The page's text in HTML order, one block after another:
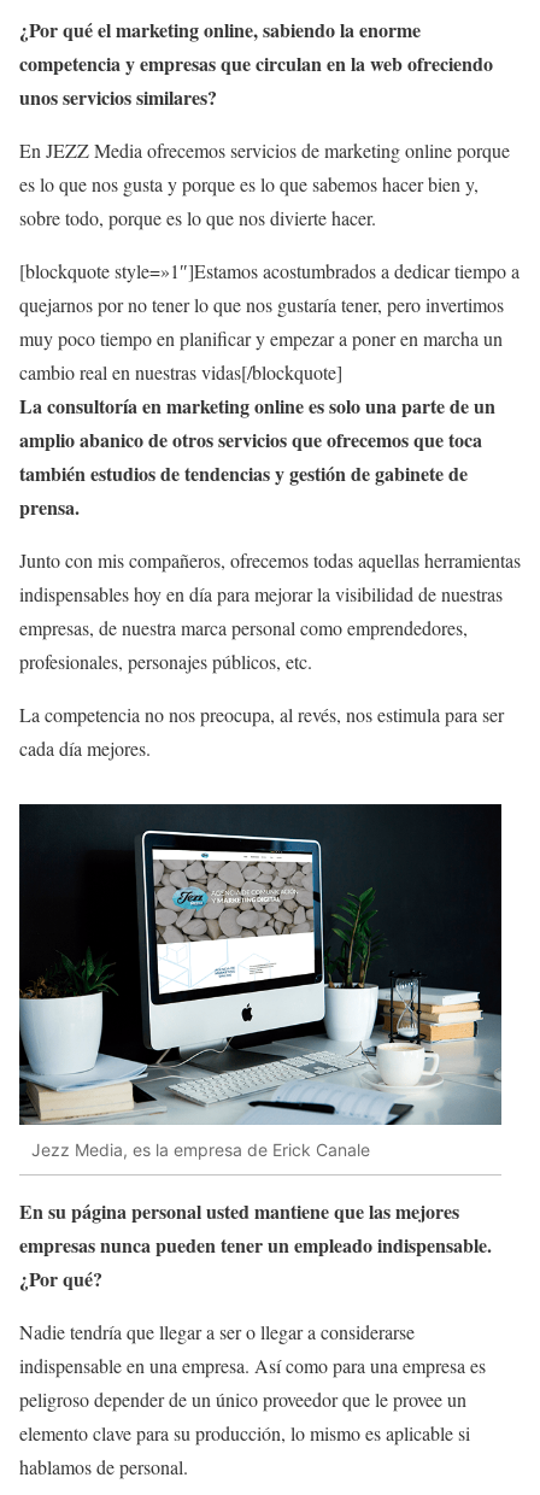
¿Por qué el marketing online, sabiendo la enorme
competencia y empresas que circulan en la web ofreciendo
unos servicios similares?
En JEZZ Media ofrecemos servicios de marketing online porque
es lo que nos gusta y porque es lo que sabemos hacer bien y,
sobre todo, porque es lo que nos divierte hacer.
[blockquote style=»1″]Estamos acostumbrados a dedicar tiempo a
quejarnos por no tener lo que nos gustaría tener, pero invertimos
muy poco tiempo en planificar y empezar a poner en marcha un
cambio real en nuestras vidas[/blockquote]
La consultoría en marketing online es solo una parte de un
amplio abanico de otros servicios que ofrecemos que toca
también estudios de tendencias y gestión de gabinete de
prensa.
Junto con mis compañeros, ofrecemos todas aquellas herramientas
indispensables hoy en día para mejorar la visibilidad de nuestras
empresas, de nuestra marca personal como emprendedores,
profesionales, personajes públicos, etc.
La competencia no nos preocupa, al revés, nos estimula para ser
cada día mejores.
Jezz Media, es la empresa de Erick Canale
En su página personal usted mantiene que las mejores
empresas nunca pueden tener un empleado indispensable.
¿Por qué?
Nadie tendría que llegar a ser o llegar a considerarse
indispensable en una empresa. Así como para una empresa es
peligroso depender de un único proveedor que le provee un
elemento clave para su producción, lo mismo es aplicable si
hablamos de personal.